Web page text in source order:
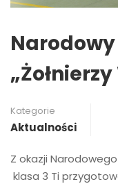
Kategorie
Aktualności
Z okazji
klasa 3 Ti